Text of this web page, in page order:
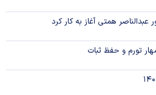
همتی آغاز به کار کرد
تورم و حفظ ثبات